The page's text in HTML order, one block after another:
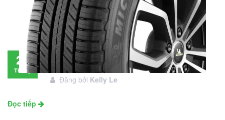
28
Tháng
Đánh giá lốp Michelin Primacy SUV: Đáng
đầu tư không?
Đăng bởi Kelly Le
Đọc tiếp